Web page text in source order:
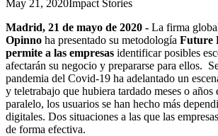
May 21, 2020Impact Stories
Madrid, 21 de mayo de 2020 - La firma
Opinno ha presentado su metodología Future
permite a las empresas identificar posibles
afectarán su negocio y prepararse para ellos.
pandemia del Covid-19 ha adelantado un
y teletrabajo que hubiera tardado meses o años
paralelo, los usuarios se han hecho más
digitales. Dos situaciones a las que las
de forma efectiva.